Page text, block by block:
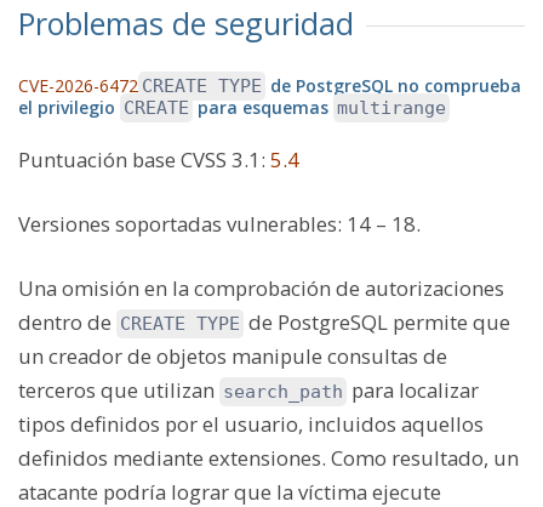
Problemas de seguridad
CVE-2026-6472 CREATE TYPE de PostgreSQL no comprueba
el privilegio CREATE para esquemas multirange
Puntuación base CVSS 3.1 : 5.4
Versiones soportadas vulnerables: 14 – 18.
Una omisión en la comprobación de autorizaciones
dentro de CREATE TYPE de PostgreSQL permite que
un creador de objetos manipule consultas de
terceros que utilizan search_path para localizar
tipos definidos por el usuario, incluidos aquellos
definidos mediante extensiones. Como resultado, un
atacante podría lograr que la víctima ejecute